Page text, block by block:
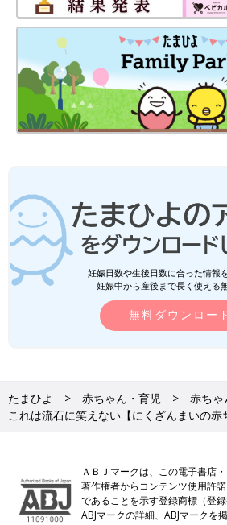
妊娠日数や生後日数に合った情報
妊娠中から産後まで長く使える
無料ダウンロー
たまひよ 赤ちゃん・育児 赤ちゃ
これは流石に笑えない【にくざんまいの赤
ＡＢＪマークは、この電子書店
著作権者からコンテンツ使用許
であることを示す登録商標（登
ABJマークの詳細、ABJマークを